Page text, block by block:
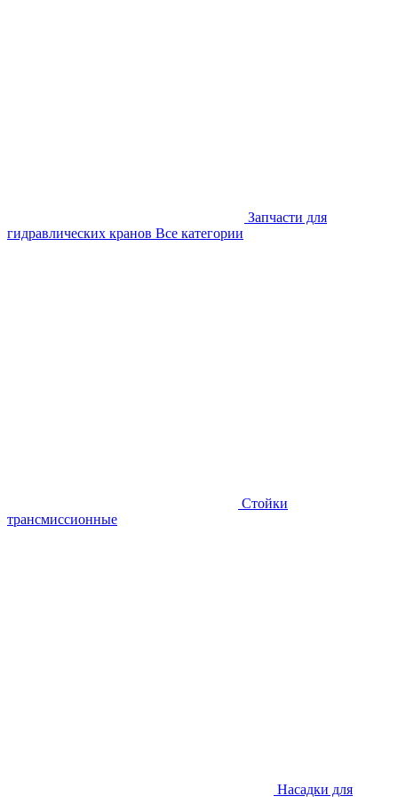
Запчасти для
гидравлических кранов Все категории
Стойки
трансмиссионные
Насадки для